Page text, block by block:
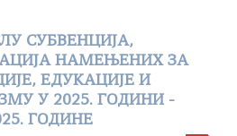
СУБВЕНЦИЈА,
НАМЕЊЕНИХ ЗА
ЕДУКАЦИЈЕ И
У 2025. ГОДИНИ -
ГОДИНЕ